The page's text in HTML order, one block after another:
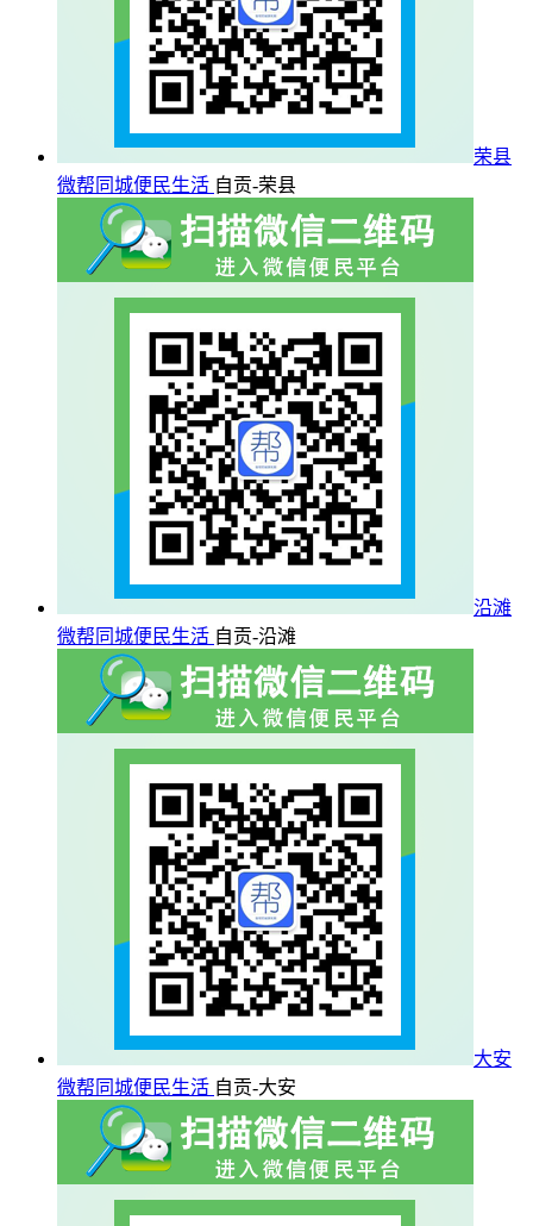
荣县
微帮同城便民生活 自贡-荣县
沿滩
微帮同城便民生活 自贡-沿滩
大安
微帮同城便民生活 自贡-大安